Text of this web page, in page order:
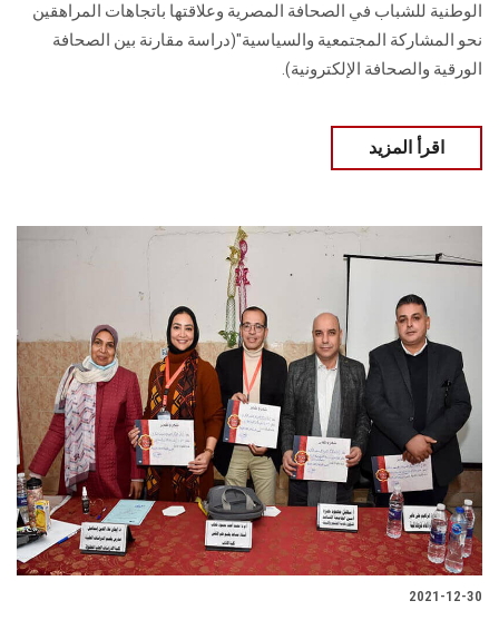
الوطنية للشباب في الصحافة المصرية وعلاقتها باتجاهات المراهقين
نحو المشاركة المجتمعية والسياسية"(دراسة مقارنة بين الصحافة
الورقية والصحافة الإلكترونية).
اقرأ المزيد
2021-12-30